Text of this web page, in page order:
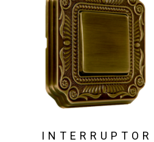
INTERRUPTOR